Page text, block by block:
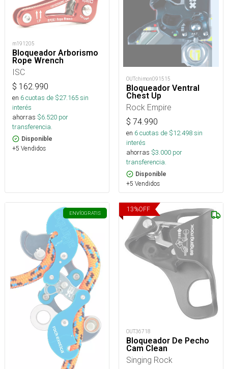
m191205
Bloqueador Arborismo
Rope Wrench
ISC
$ 162.990
en 6cuotas de $27.165sin
interés
ahorras $6.520 por
transferencia.
Disponible
+5 Vendidos
OUTchimon091515
Bloqueador Ventral
Chest Up
Rock Empire
$ 74.990
en 6cuotas de $12.498sin
interés
ahorras $3.000 por
transferencia.
Disponible
+5 Vendidos
ENVÍOGRATIS
13%OFF
OUT36718
Bloqueador De Pecho
Cam Clean
Singing Rock